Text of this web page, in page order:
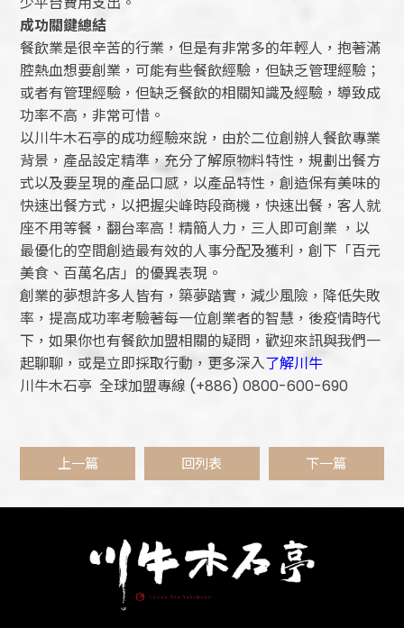
成功關鍵總結
餐飲業是很辛苦的行業，但是有非常多的年輕人，抱著滿
腔熱血想要創業，可能有些餐飲經驗，但缺乏管理經驗；
或者有管理經驗，但缺乏餐飲的相關知識及經驗，導致成
功率不高，非常可惜。
以川牛木石亭的成功經驗來說，由於二位創辦人餐飲專業
背景，產品設定精準，充分了解原物料特性，規劃出餐方
式以及要呈現的產品口感，以產品特性，創造保有美味的
快速出餐方式，以把握尖峰時段商機，快速出餐，客人就
座不用等餐，翻台率高！精簡人力，三人即可創業 ，以
最優化的空間創造最有效的人事分配及獲利，創下「百元
美食、百萬名店」的優異表現。
創業的夢想許多人皆有，築夢踏實，減少風險，降低失敗
率，提高成功率考驗著每一位創業者的智慧，後疫情時代
下，如果你也有餐飲加盟相關的疑問，歡迎來訊與我們一
起聊聊，或是立即採取行動，更多深入了解川牛
川牛木石亭 全球加盟專線 (+886) 0800-600-690
上一篇 回列表 下一篇